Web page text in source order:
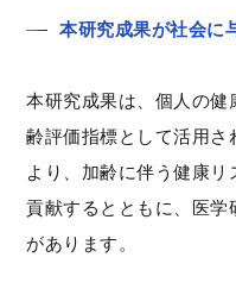
本研究成果が社会に
本研究成果は、個人の
齢評価指標として活用さ
より、加齢に伴う健康
貢献するとともに、医学
があります。